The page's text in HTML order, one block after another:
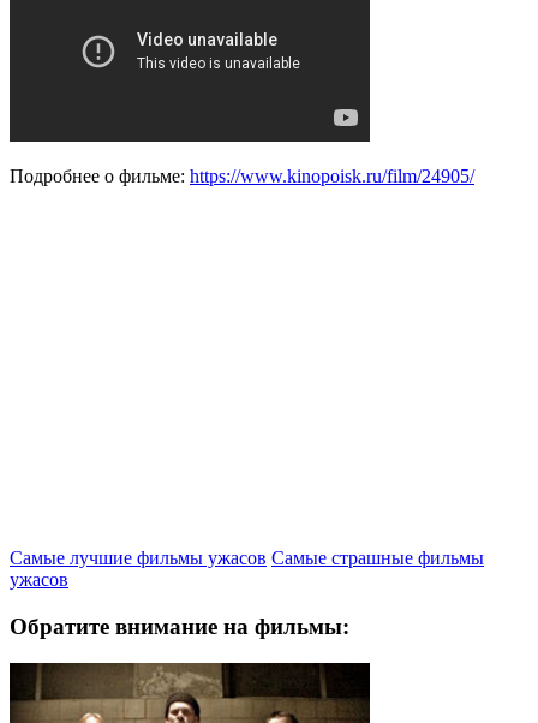
Подробнее о фильме: https://www.kinopoisk.ru/film/24905/
Самые лучшие фильмы ужасов Самые страшные фильмы
ужасов
Обратите внимание на фильмы: